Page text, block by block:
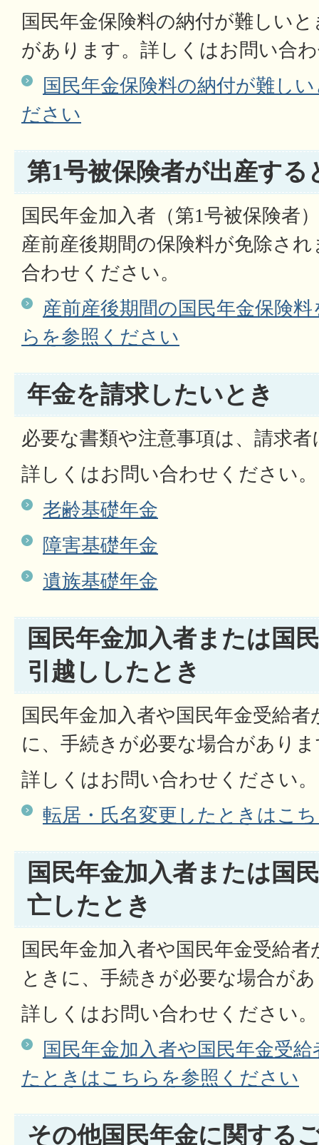
国民年金保険料の納付が難しい
があります。詳しくはお問い合
国民年金保険料の納付が難し
ださい
第1号被保険者が出産する
国民年金加入者（第1号被保険者
産前産後期間の保険料が免除さ
合わせください。
産前産後期間の国民年金保険
らを参照ください
年金を請求したいとき
必要な書類や注意事項は、請求
詳しくはお問い合わせください。
老齢基礎年金
障害基礎年金
遺族基礎年金
国民年金加入者または国
引越ししたとき
国民年金加入者や国民年金受給
に、手続きが必要な場合があり
詳しくはお問い合わせください。
転居・氏名変更したときはこ
国民年金加入者または国
亡したとき
国民年金加入者や国民年金受給
ときに、手続きが必要な場合が
詳しくはお問い合わせください。
国民年金加入者や国民年金受
たときはこちらを参照ください
その他国民年金に関する